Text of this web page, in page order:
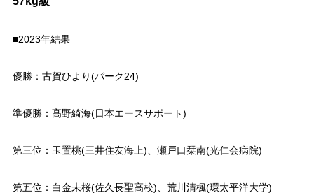
■2023年結果
優勝：古賀ひより(パーク24)
準優勝：髙野綺海(日本エースサポート)
第三位：玉置桃(三井住友海上)、瀬戸口栞南(光仁会病院)
第五位：白金未桜(佐久長聖高校)、荒川清楓(環太平洋大学)